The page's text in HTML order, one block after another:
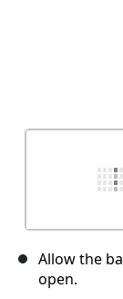
Allow the
open.